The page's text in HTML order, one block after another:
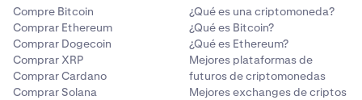
Compre Bitcoin
Comprar Ethereum
Comprar Dogecoin
Comprar XRP
Comprar Cardano
Comprar Solana
¿Qué es una criptomoneda?
¿Qué es Bitcoin?
¿Qué es Ethereum?
Mejores plataformas de
futuros de criptomonedas
Mejores exchanges de criptos